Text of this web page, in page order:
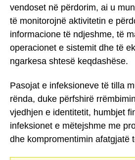
vendoset në përdorim, ai u
të monitorojnë aktivitetin e
informacione të ndjeshme, të
operacionet e sistemit dhe të
ngarkesa shtesë keqdashëse.
Pasojat e infeksioneve të tilla
rënda, duke përfshirë
vjedhjen e identitetit, humbjet
infeksionet e mëtejshme me
dhe kompromentimin afatgjatë